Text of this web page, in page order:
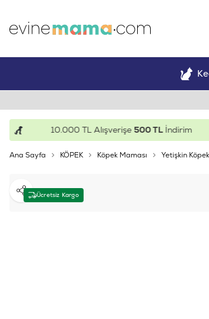
10.000 TL Alışverişe500 TLİndirim
Ana Sayfa KÖPEK Köpek Maması Yetişkin
Ücretsiz Kargo
Paylaş